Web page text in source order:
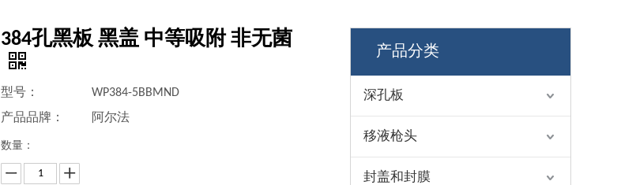
384孔黑板 黑盖 中等吸附 非无菌
型号：
WP384-5BBMND
产品品牌：
阿尔法
数量：
产品分类
深孔板
移液枪头
封盖和封膜